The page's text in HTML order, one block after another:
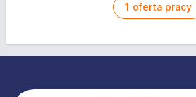
1 oferta pracy